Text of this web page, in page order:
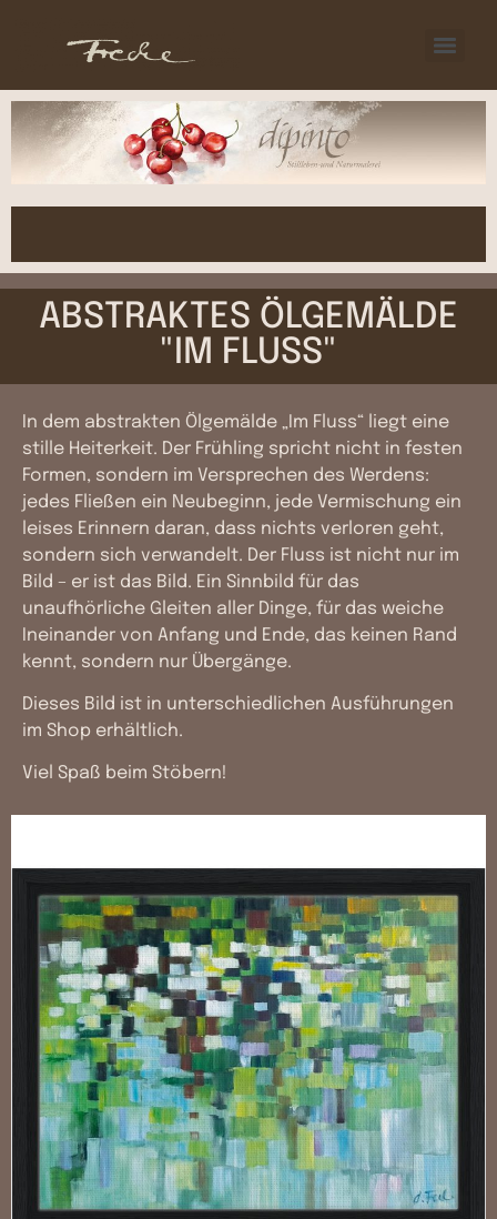
ABSTRAKTES ÖLGEMÄLDE
"IM FLUSS"
In dem abstrakten Ölgemälde „Im Fluss“ liegt eine
stille Heiterkeit. Der Frühling spricht nicht in festen
Formen, sondern im Versprechen des Werdens:
jedes Fließen ein Neubeginn, jede Vermischung ein
leises Erinnern daran, dass nichts verloren geht,
sondern sich verwandelt. Der Fluss ist nicht nur im
Bild – er ist das Bild. Ein Sinnbild für das
unaufhörliche Gleiten aller Dinge, für das weiche
Ineinander von Anfang und Ende, das keinen Rand
kennt, sondern nur Übergänge.
Dieses Bild ist in unterschiedlichen Ausführungen
im Shop erhältlich.
Viel Spaß beim Stöbern!